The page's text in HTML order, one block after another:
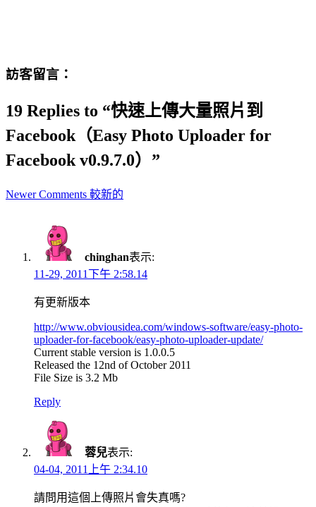
訪客留言：
19 Replies to “快速上傳大量照片到
Facebook（Easy Photo Uploader for
Facebook v0.9.7.0）”
Comment
Newer Comments 較新的
chinghan表示:
11-29, 2011下午 2:58.14
有更新版本
http://www.obviousidea.com/windows-software/easy-photo-
uploader-for-facebook/easy-photo-uploader-update/
Current stable version is 1.0.0.5
Released the 12nd of October 2011
File Size is 3.2 Mb
Reply
蓉兒表示:
04-04, 2011上午 2:34.10
請問用這個上傳照片會失真嗎?